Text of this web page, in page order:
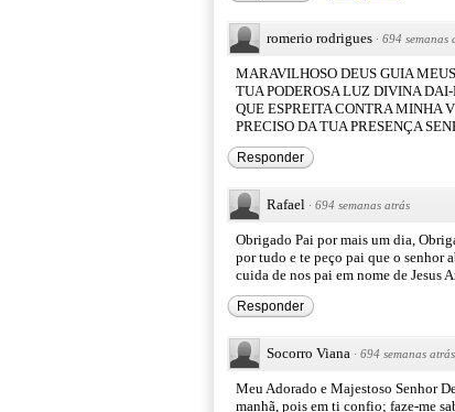
romerio rodrigues · 694 semanas
MARAVILHOSO DEUS GUIA
TUA PODEROSA LUZ DIVINA
QUE ESPREITA CONTRA MINHA
PRECISO DA TUA PRESENÇA
Responder
Rafael · 694 semanas atrás
Obrigado Pai por mais um dia,
por tudo e te peço pai que o senhor
cuida de nos pai em nome de Jesus
Responder
Socorro Viana · 694 semanas atrás
Meu Adorado e Majestoso Senhor
manhã, pois em ti confio; faze-me